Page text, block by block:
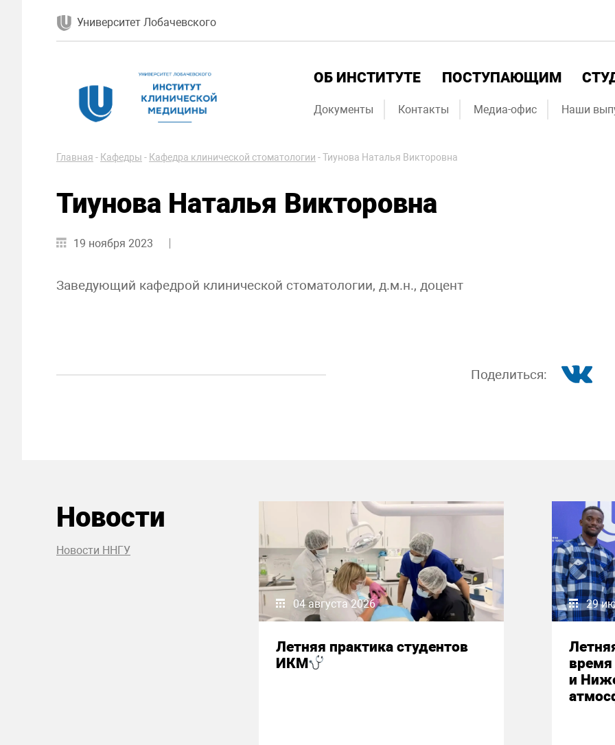
Университет Лобачевского
ОБ ИНСТИТУТЕ ПОСТУПАЮЩИМ
Документы Контакты Медиа-офис Наши
Главная - Кафедры - Кафедра клинической стоматологии -Тиунова Наталья Викторовна
Тиунова Наталья Викторовна
19 ноября 2023
Заведующий кафедрой клинической стоматологии, д.м.н., доцент
Поделиться:
Новости
Новости ННГУ
04 августа 2026
Летняя практика студентов
ИКМ
29
время
и